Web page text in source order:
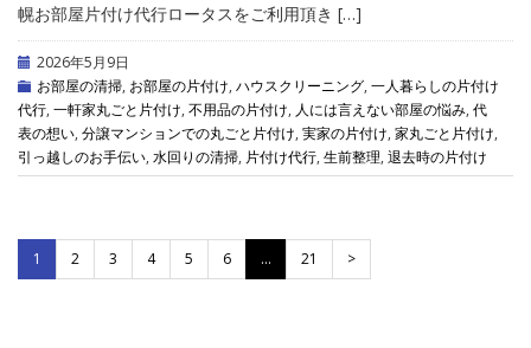
幌お部屋片付け代行ロータスをご利用頂き […]
2026年5月9日
お部屋の清掃, お部屋の片付け, ハウスクリーニング, 一人暮らしの片付け
代行, 一軒家丸ごと片付け, 不用品の片付け, 人には言えない部屋の悩み, 代
表の想い, 分譲マンションでの丸ごと片付け, 実家の片付け, 家丸ごと片付け,
引っ越しのお手伝い, 水回りの清掃, 片付け代行, 生前整理, 退去時の片付け
1 2 3 4 5 6 … 21 >